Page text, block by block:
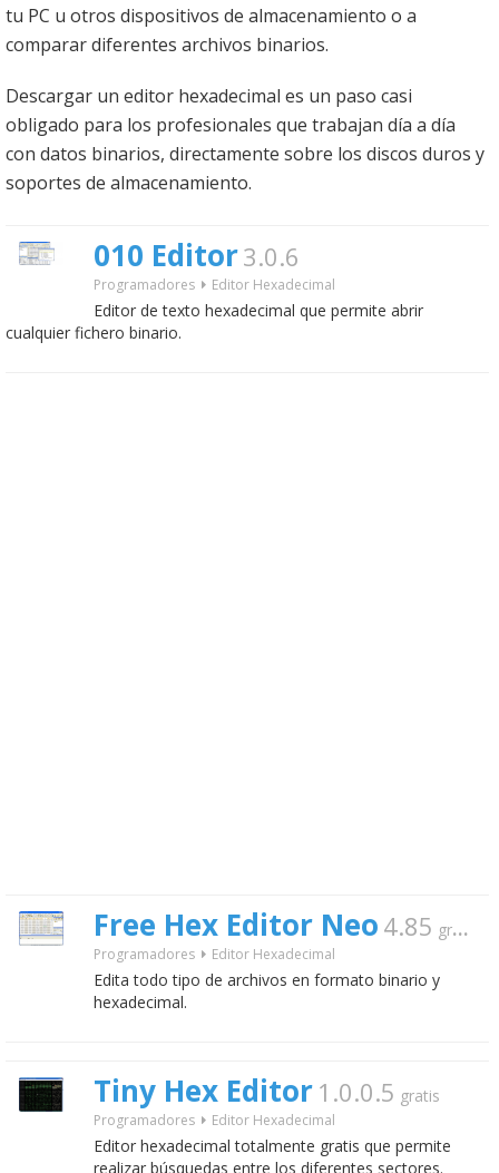
tu PC u otros dispositivos de almacenamiento o a
comparar diferentes archivos binarios.
Descargar un editor hexadecimal es un paso casi
obligado para los profesionales que trabajan día a día
con datos binarios, directamente sobre los discos duros y
soportes de almacenamiento.
010 Editor3.0.6
Programadores Editor Hexadecimal
Editor de texto hexadecimal que permite abrir
cualquier fichero binario.
Free Hex Editor Neo 4.85 gratis
Programadores Editor Hexadecimal
Edita todo tipo de archivos en formato binario y
hexadecimal.
Tiny Hex Editor 1.0.0.5 gratis
Programadores Editor Hexadecimal
Editor hexadecimal totalmente gratis que permite
realizar búsquedas entre los diferentes sectores.